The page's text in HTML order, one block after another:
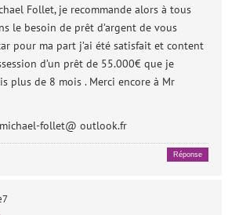
Follet, je recommande alors à tous
le besoin de prêt d’argent de vous
pour ma part j’ai été satisfait et content
d’un prêt de 55.000€ que je
plus de 8 mois . Merci encore à Mr
follet@ outlook.fr
Réponse